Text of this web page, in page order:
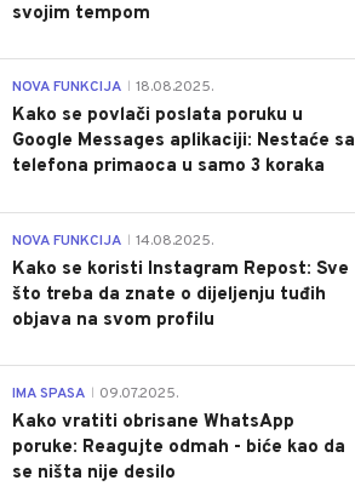
svojim tempom
NOVA FUNKCIJA 18.08.2025.
Kako se povlači poslata poruku u
Google Messages aplikaciji: Nestaće sa
telefona primaoca u samo 3 koraka
NOVA FUNKCIJA 14.08.2025.
Kako se koristi Instagram Repost: Sve
što treba da znate o dijeljenju tuđih
objava na svom profilu
IMA SPASA 09.07.2025.
Kako vratiti obrisane WhatsApp
poruke: Reagujte odmah - biće kao da
se ništa nije desilo